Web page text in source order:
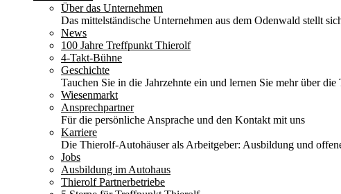
Über das Unternehmen
Das mittelständische Unternehmen aus dem Odenwald stellt
News
100 Jahre Treffpunkt Thierolf
4-Takt-Bühne
Geschichte
Tauchen Sie in die Jahrzehnte ein und lernen Sie mehr über
Wiesenmarkt
Ansprechpartner
Für die persönliche Ansprache und den Kontakt mit uns
Karriere
Die Thierolf-Autohäuser als Arbeitgeber: Ausbildung und
Jobs
Ausbildung im Autohaus
Thierolf Partnerbetriebe